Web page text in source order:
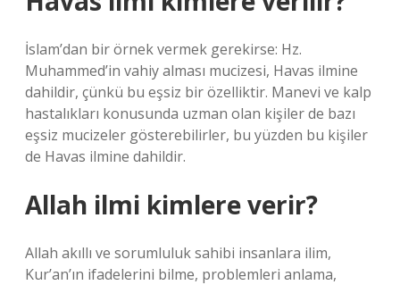
İslam’dan bir örnek vermek gerekirse: Hz.
Muhammed’in vahiy alması mucizesi, Havas ilmine
dahildir, çünkü bu eşsiz bir özelliktir. Manevi ve kalp
hastalıkları konusunda uzman olan kişiler de bazı
eşsiz mucizeler gösterebilirler, bu yüzden bu kişiler
de Havas ilmine dahildir.
Allah ilmi kimlere verir?
Allah akıllı ve sorumluluk sahibi insanlara ilim,
Kur’an’ın ifadelerini bilme, problemleri anlama,